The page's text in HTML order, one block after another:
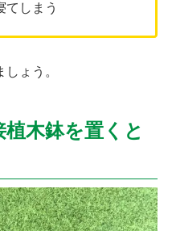
てしまう
ょう。
木鉢を置くと